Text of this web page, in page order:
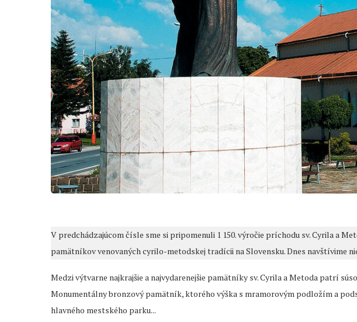
V predchádzajúcom čísle sme si pripomenuli 1 150. výročie príchodu sv. Cyrila a
pamätníkov venovaných cyrilo-metodskej tradícii na Slovensku. Dnes navštívime
Medzi výtvarne najkrajšie a najvydarenejšie pamätníky sv. Cyrila a Metoda patrí
Monumentálny bronzový pamätník, ktorého výška s mramorovým podložím a
hlavného mestského parku...